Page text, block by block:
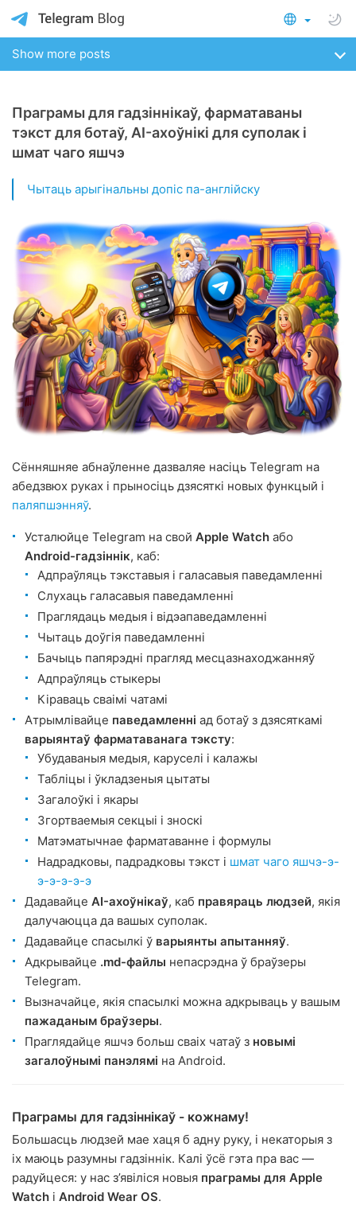
Show more posts
Праграмы для гадзіннікаў, фарматаваны
тэкст для ботаў, AI-ахоўнікі для суполак і
шмат чаго яшчэ
Чытаць арыгінальны допіс па-англійску
Сённяшняе абнаўленне дазваляе насіць Telegram на
абедзвюх руках і прыносіць дзясяткі новых функцый і
паляпшэнняў.
Усталюйце Telegram на свой Apple Watch або
Android-гадзіннік, каб:
Адпраўляць тэкставыя і галасавыя паведамленні
Слухаць галасавыя паведамленні
Праглядаць медыя і відэапаведамленні
Чытаць доўгія паведамленні
Бачыць папярэдні прагляд месцазнаходжанняў
Адпраўляць стыкеры
Кіраваць сваімі чатамі
Атрымлівайце паведамленні ад ботаў з дзясяткамі
варыянтаў фарматаванага тэксту:
Убудаваныя медыя, каруселі і калажы
Табліцы і ўкладзеныя цытаты
Загалоўкі і якары
Згортваемыя секцыі і зноскі
Матэматычнае фарматаванне і формулы
Надрадковы, падрадковы тэкст і шмат чаго яшчэ-э-
э-э-э-э-э
Дадавайце AI-ахоўнікаў, каб правяраць людзей, якія
далучаюцца да вашых суполак.
Дадавайце спасылкі ў варыянты апытанняў.
Адкрывайце .md-файлы непасрэдна ў браўзеры
Telegram.
Вызначайце, якія спасылкі можна адкрываць у вашым
пажаданым браўзеры.
Праглядайце яшчэ больш сваіх чатаў з новымі
загалоўнымі панэлямі на Android.
Праграмы для гадзіннікаў - кожнаму!
Большасць людзей мае хаця б адну руку, і некаторыя з
іх маюць разумны гадзіннік. Калі ўсё гэта пра вас —
радуйцеся: у нас з’явіліся новыя праграмы для Apple
Watch і Android Wear OS.